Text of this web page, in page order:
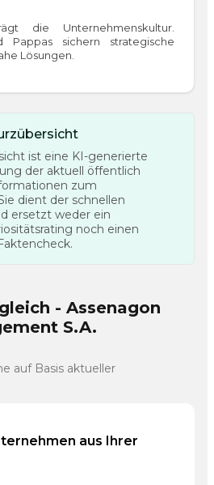
die Unternehmenskultur.
Pappas sichern strategische
Lösungen.
ist eine KI-generierte
der aktuell öffentlich
zum
dient der schnellen
ersetzt weder ein
noch einen
- Assenagon
S.A.
auf Basis aktueller
aus Ihrer